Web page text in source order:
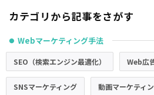
カテゴリから記事をさがす
● Webマーケティング手法
SEO（検索エンジン最適化） Web広
SNSマーケティング 動画マーケティ